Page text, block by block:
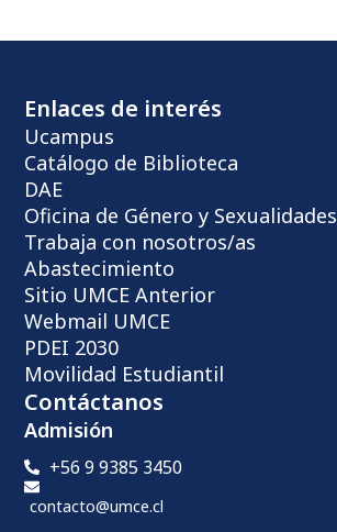
Enlaces de interés
Ucampus
Catálogo de Biblioteca
DAE
Oficina de Género y Sexualidades
Trabaja con nosotros/as
Abastecimiento
Sitio UMCE Anterior
Webmail UMCE
PDEI 2030
Movilidad Estudiantil
Contáctanos
Admisión
+56 9 9385 3450
contacto@umce.cl